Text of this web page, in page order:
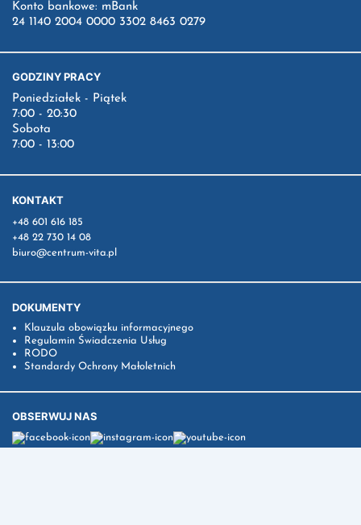
Konto bankowe: mBank
24 1140 2004 0000 3302 8463 0279
GODZINY PRACY
Poniedziałek - Piątek
7:00 - 20:30
Sobota
7:00 - 13:00
KONTAKT
+48 601 616 185
+48 22 730 14 08
biuro@centrum-vita.pl
DOKUMENTY
Klauzula obowiązku informacyjnego
Regulamin Świadczenia Usług
RODO
Standardy Ochrony Małoletnich
OBSERWUJ NAS